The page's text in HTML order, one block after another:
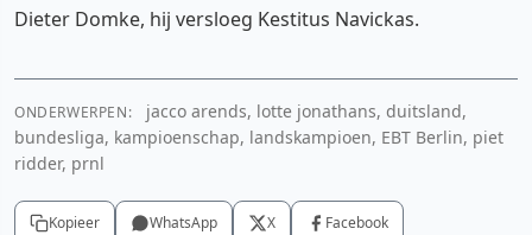
Dieter Domke, hij versloeg Kestitus Navickas.
ONDERWERPEN:
jacco arends, lotte jonathans, duitsland,
bundesliga, kampioenschap, landskampioen, EBT Berlin, piet
ridder, prnl
Kopieer WhatsApp X Facebook